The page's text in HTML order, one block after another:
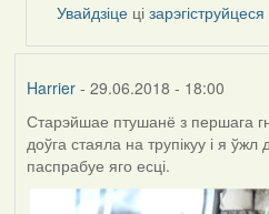
Feather
Увайдзіце цізарэгіструйцеся
Harrier- 29.06.2018 - 18:00
Старэйшае птушанё з першага
доўга стаяла на трупікуу і я
паспрабуе яго есці.